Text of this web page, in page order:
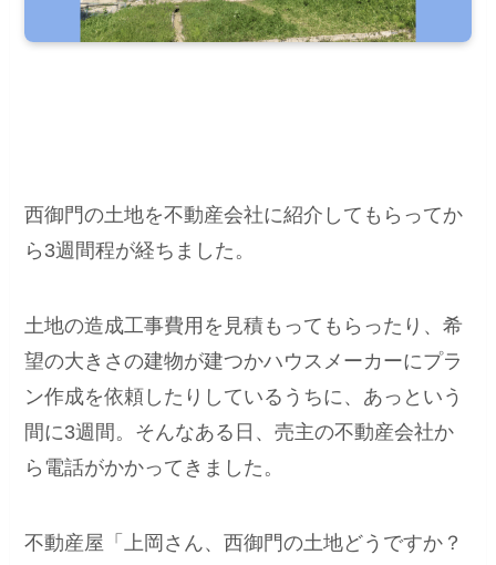
西御門の土地を不動産会社に紹介してもらってか
ら3週間程が経ちました。
土地の造成工事費用を見積もってもらったり、希
望の大きさの建物が建つかハウスメーカーにプラ
ン作成を依頼したりしているうちに、あっという
間に3週間。そんなある日、売主の不動産会社か
ら電話がかかってきました。
不動産屋「上岡さん、西御門の土地どうですか？